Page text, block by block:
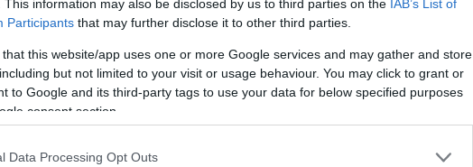
This information may also be disclosed by us to third parties on the IAB’s List of
Participants that may further disclose it to other third parties.
that this website/app uses one or more Google services and may gather and store
but not limited to your visit or usage behaviour. You may click to grant or
to Google and its third-party tags to use your data for below specified purposes
consent section.
Data Processing Opt Outs
Κόσμος |01.03.2025 22:48
Συρία: Η στιγμή που αμερικανικός
πύραυλος σκοτώνει ανώτατο
ηγέτη της Αλ Κάιντα -
Συγκλονιστικό βίντεο
Στο βίντεο με το χτύπημα της 23ης